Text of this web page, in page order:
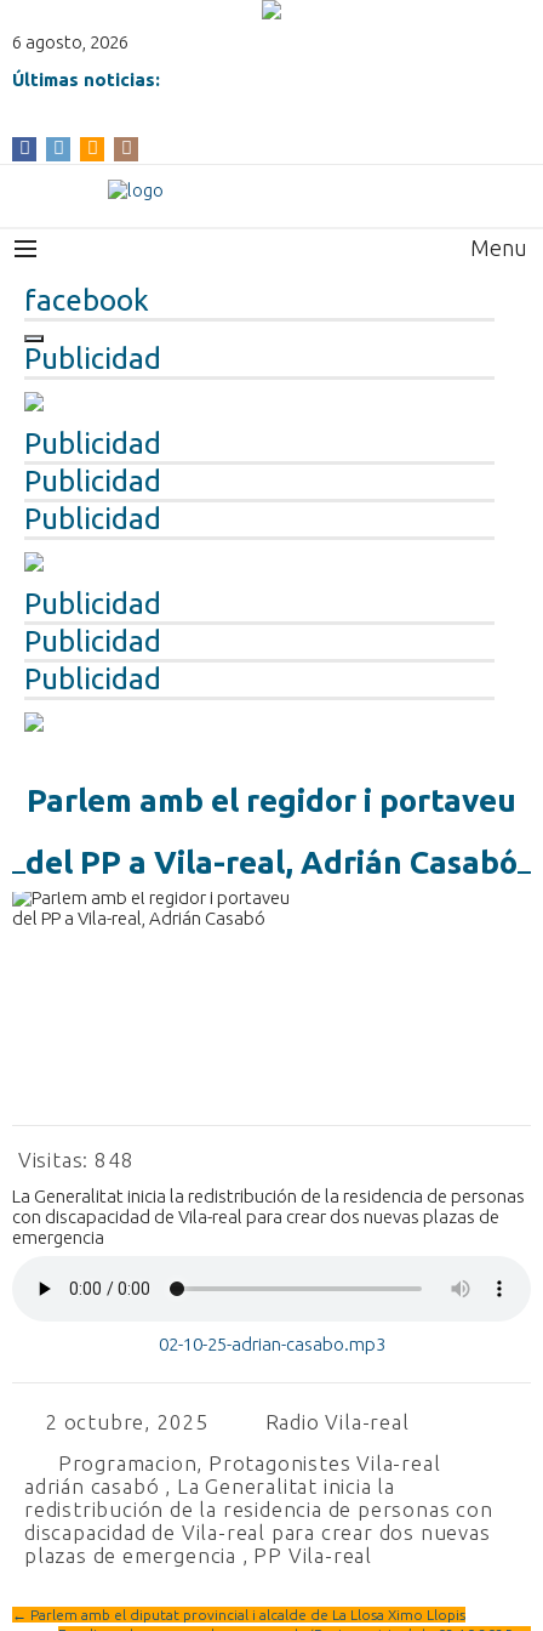
6 agosto, 2026
Últimas noticias:
Menu
facebook
Publicidad
Publicidad
Publicidad
Publicidad
Publicidad
Publicidad
Publicidad
Parlem amb el regidor i portaveu
del PP a Vila-real, Adrián Casabó
Visitas: 848
La Generalitat inicia la redistribución de la residencia de personas
con discapacidad de Vila-real para crear dos nuevas plazas de
emergencia
02-10-25-adrian-casabo.mp3
2 octubre, 2025
Radio Vila-real
Programacion, Protagonistes Vila-real
adrián casabó , La Generalitat inicia la
redistribución de la residencia de personas con
discapacidad de Vila-real para crear dos nuevas
plazas de emergencia , PP Vila-real
← Parlem amb el diputat provincial i alcalde de La Llosa Ximo Llopis